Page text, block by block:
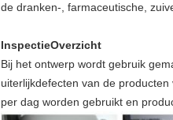
de dranken-, farmaceutische,
InspectieOverzicht
Bij het ontwerp wordt gebruik
uiterlijkdefecten van de
per dag worden gebruikt en